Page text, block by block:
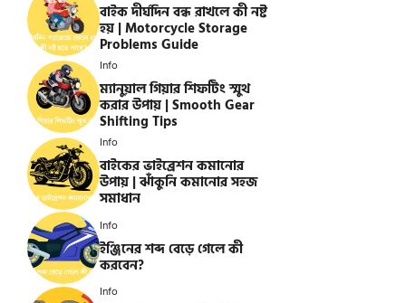
বাইক দীর্ঘদিন বন্ধ রাখলে কী নষ্ট
হয় | Motorcycle Storage
Problems Guide
Info
ম্যানুয়াল গিয়ার শিফটিং স্মুথ
করার উপায় | Smooth Gear
Shifting Tips
Info
বাইকের ভাইব্রেশন কমানোর
উপায় | ঝাঁকুনি কমানোর সহজ
সমাধান
Info
ইঞ্জিনের শব্দ বেড়ে গেলে কী
করবেন?
Info